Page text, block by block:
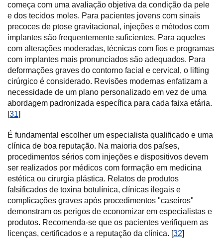
começa com uma avaliação objetiva da condição da pele
e dos tecidos moles. Para pacientes jovens com sinais
precoces de ptose gravitacional, injeções e métodos com
implantes são frequentemente suficientes. Para aqueles
com alterações moderadas, técnicas com fios e programas
com implantes mais pronunciados são adequados. Para
deformações graves do contorno facial e cervical, o lifting
cirúrgico é considerado. Revisões modernas enfatizam a
necessidade de um plano personalizado em vez de uma
abordagem padronizada específica para cada faixa etária.
[31]
É fundamental escolher um especialista qualificado e uma
clínica de boa reputação. Na maioria dos países,
procedimentos sérios com injeções e dispositivos devem
ser realizados por médicos com formação em medicina
estética ou cirurgia plástica. Relatos de produtos
falsificados de toxina botulínica, clínicas ilegais e
complicações graves após procedimentos "caseiros"
demonstram os perigos de economizar em especialistas e
produtos. Recomenda-se que os pacientes verifiquem as
licenças, certificados e a reputação da clínica. [32]